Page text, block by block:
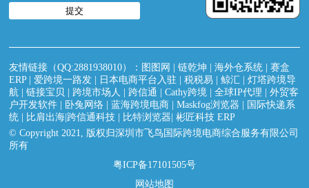
提交
友情链接（QQ:2881938010）： 图图网 |链乾坤 |海外仓系统 |赛盒
ERP|爱跨境一路发 日本电商平台入驻 |税税易 |鲸汇 |灯塔跨境导
航 |链接宝贝 |跨境市场人 |跨信通 |Cathy跨境 |全球IP代理 |外贸客
户开发软件
卧兔网络 |蓝海跨境电商 |Maskfog浏览器
国际快递系
统
比肩出海|跨信通科技 比特浏览器 |彬匠科技 ERP
© Copyright 2021, 版权归深圳市飞鸟国际跨境电商综合服务有限公司
所有
粤ICP备17101505号
网站地图